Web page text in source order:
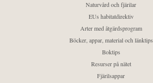
Naturvård och fjärilar
EUs habitatdirektiv
Arter med åtgärdsprogram
Böcker, appar, material och länktips
Boktips
Resurser på nätet
Fjärilsappar